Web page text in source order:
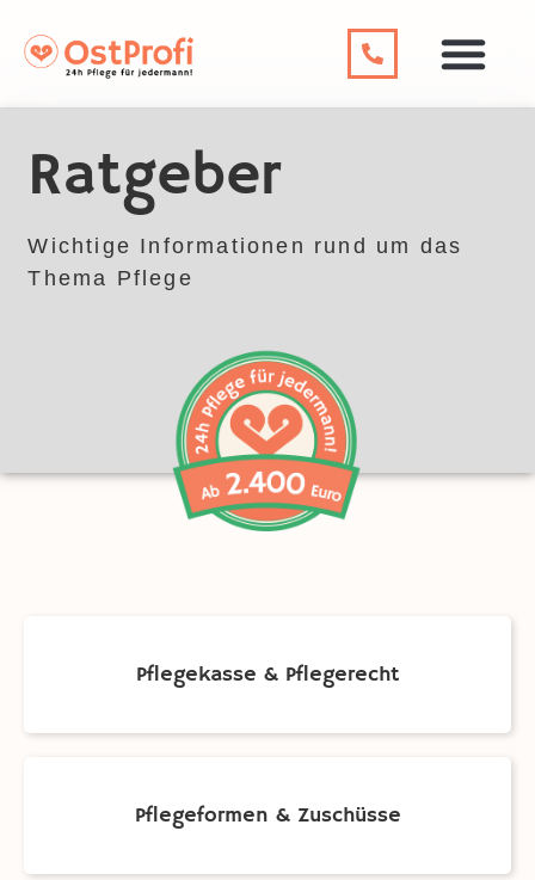
Ratgeber
Wichtige Informationen rund um das
Thema Pflege
Pflegekasse & Pflegerecht
Pflegeformen & Zuschüsse